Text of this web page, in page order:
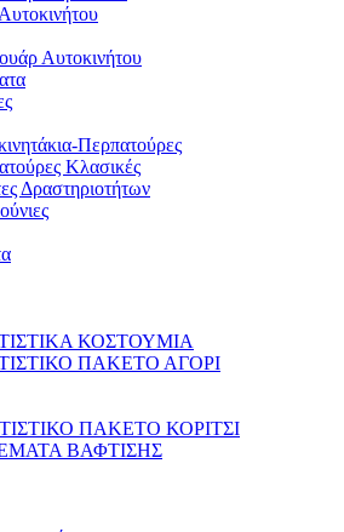
Αυτοκινήτου
Περπατούρες
Κλασικές
Δραστηριοτήτων
ΚΟΣΤΟΥΜΙΑ
ΠΑΚΕΤΟ ΑΓΟΡΙ
ΠΑΚΕΤΟ ΚΟΡΙΤΣΙ
ΒΑΦΤΙΣΗΣ